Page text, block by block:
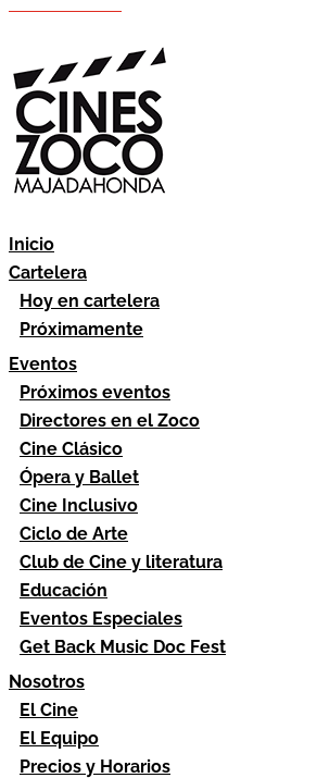
Inicio
Cartelera
Hoy en cartelera
Próximamente
Eventos
Próximos eventos
Directores en el Zoco
Cine Clásico
Ópera y Ballet
Cine Inclusivo
Ciclo de Arte
Club de Cine y literatura
Educación
Eventos Especiales
Get Back Music Doc Fest
Nosotros
El Cine
El Equipo
Precios y Horarios